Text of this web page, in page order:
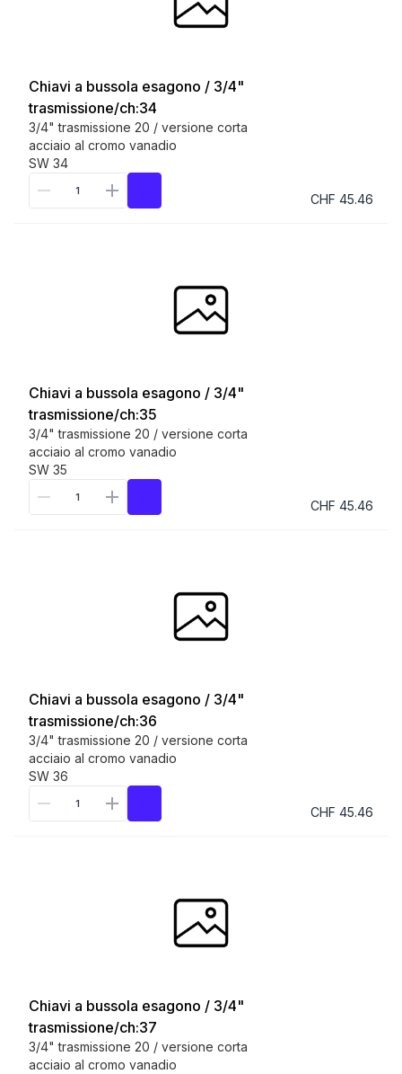
Chiavi a bussola esagono / 3/4"
trasmissione/ch:34
3/4" trasmissione 20 / versione corta
acciaio al cromo vanadio
SW 34
CHF 45.46
Chiavi a bussola esagono / 3/4"
trasmissione/ch:35
3/4" trasmissione 20 / versione corta
acciaio al cromo vanadio
SW 35
CHF 45.46
Chiavi a bussola esagono / 3/4"
trasmissione/ch:36
3/4" trasmissione 20 / versione corta
acciaio al cromo vanadio
SW 36
CHF 45.46
Chiavi a bussola esagono / 3/4"
trasmissione/ch:37
3/4" trasmissione 20 / versione corta
acciaio al cromo vanadio